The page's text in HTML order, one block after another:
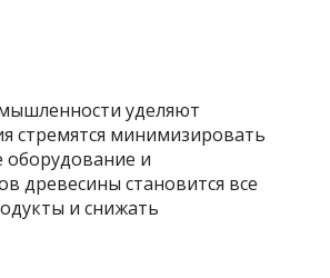
уделяют
стремятся минимизировать
оборудование и
древесины становится все
и снижать